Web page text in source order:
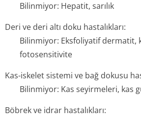
Bilinmiyor: Hepatit, sarılık
Deri ve deri altı doku hastalıkları:
Bilinmiyor: Eksfoliyatif dermatit,
fotosensitivite
Kas-iskelet sistemi ve bağ dokusu
Bilinmiyor: Kas seyirmeleri, kas
Böbrek ve idrar hastalıkları: